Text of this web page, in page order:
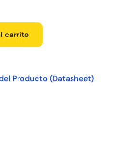
carrito
Producto (Datasheet)